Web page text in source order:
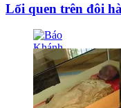
Lối quen trên đôi